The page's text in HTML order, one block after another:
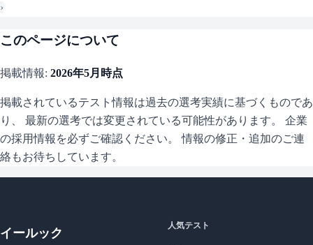
›
このページについて
掲載情報: 2026年5月 時点
掲載されているテスト情報は過去の選考実績に基づくものであ
り、 最新の選考では変更されている可能性があります。 企業
の採用情報を必ずご確認ください。 情報の修正・追加のご連
絡もお待ちしています。
イールック
人気テスト